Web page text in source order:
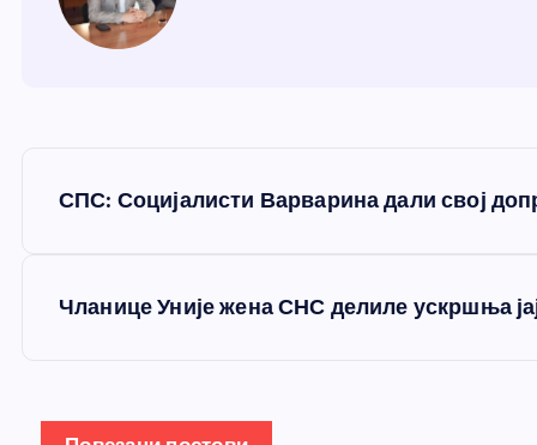
СПС: Социјалисти Варварина дали свој
Чланице Уније жена СНС делиле ускршња